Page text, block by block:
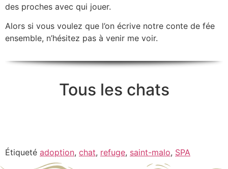
des proches avec qui jouer.
Alors si vous voulez que l’on écrive notre conte de fée
ensemble, n’hésitez pas à venir me voir.
Tous les chats
Étiqueté adoption, chat, refuge, saint-malo, SPA